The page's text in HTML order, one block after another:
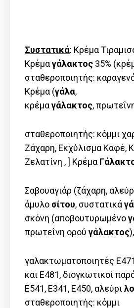
Συστατικά: Κρέμα
Κρέμαγάλακτος 35%
σταθεροποιητής:
Κρέμα (γάλα,
κρέμαγάλακτος,
σταθεροποιητής: κόμμι
Ζάχαρη, Εκχύλισμα Καφέ,
Ζελατίνη , ] Kρέμα
Σαβουαγιάρ (ζάχαρη,
άμυλο σίτου, συστατικά
σκόνη (αποβουτυρωμένο
πρωτεΐνη ορού γάλακτος),
γαλακτωματοποιητές
και E481, διογκωτικοί
E541, E341, E450, αλεύρι
σταθεροποιητής: κόμμι